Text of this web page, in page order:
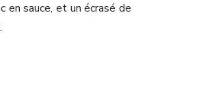
en sauce, et un écrasé de